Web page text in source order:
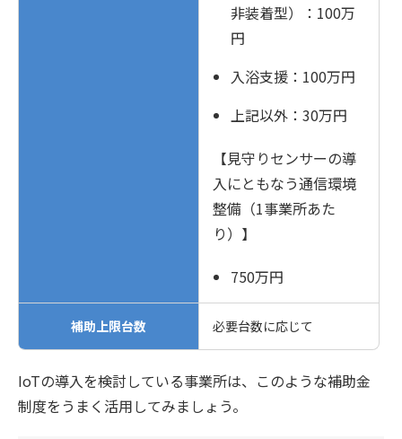
非装着型）：100万
円
入浴支援：100万円
上記以外：30万円
【見守りセンサーの導
入にともなう通信環境
整備（1事業所あた
り）】
750万円
補助上限台数 必要台数に応じて
IoTの導入を検討している事業所は、このような補助金
制度をうまく活用してみましょう。